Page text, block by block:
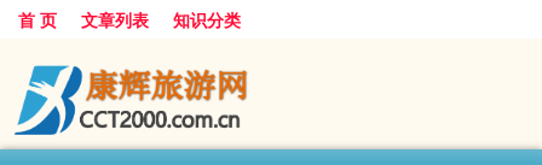
首 页 文章列表 知识分类